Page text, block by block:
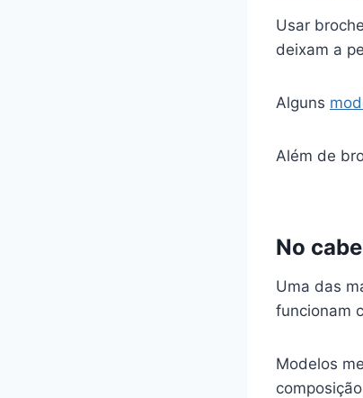
Usar
deixam a
Alguns
Além de
No
Uma das
funcionam
Modelos